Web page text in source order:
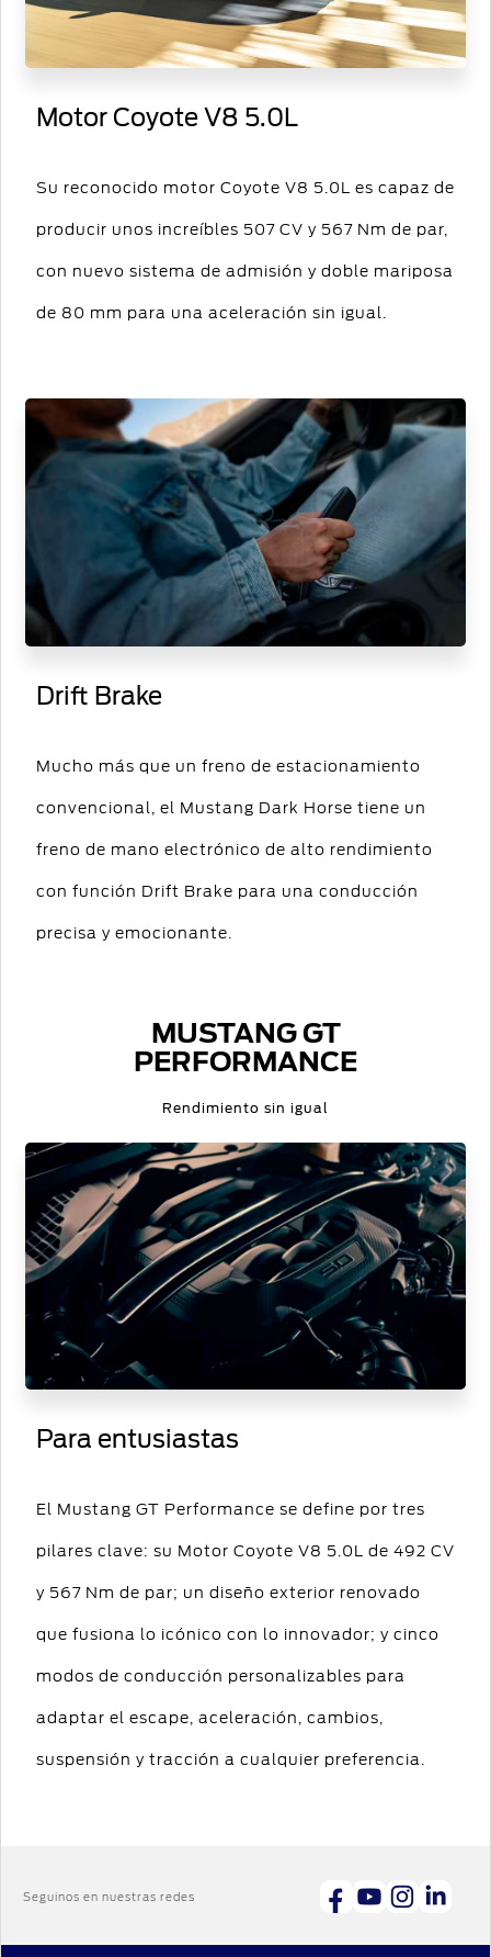
Motor Coyote V8 5.0L
Su reconocido motor Coyote V8 5.0L es capaz de
producir unos increíbles 507 CV y 567 Nm de par,
con nuevo sistema de admisión y doble mariposa
de 80 mm para una aceleración sin igual.
Drift Brake
Mucho más que un freno de estacionamiento
convencional, el Mustang Dark Horse tiene un
freno de mano electrónico de alto rendimiento
con función Drift Brake para una conducción
precisa y emocionante.
MUSTANG GT
PERFORMANCE
Rendimiento sin igual
Para entusiastas
El Mustang GT Performance se define por tres
pilares clave: su Motor Coyote V8 5.0L de 492 CV
y 567 Nm de par; un diseño exterior renovado
que fusiona lo icónico con lo innovador; y cinco
modos de conducción personalizables para
adaptar el escape, aceleración, cambios,
suspensión y tracción a cualquier preferencia.
Seguinos en nuestras redes